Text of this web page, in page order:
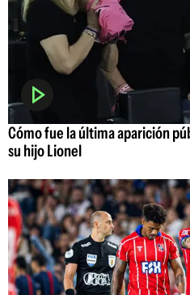
Cómo fue la última aparición
su hijo Lionel